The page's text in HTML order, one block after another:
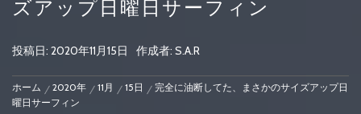
ズアップ日曜日サーフィン
投稿日: 2020年11月15日 作成者: S.A.R
ホーム 2020年 11月 15日
完全に油断してた、まさかのサイズアップ日
曜日サーフィン